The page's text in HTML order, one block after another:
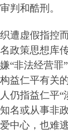
判和酷刑。
遭虚假指控
政策思想库
“非法经营罪
益仁平有关
仍指益仁平“
名或从事非
中心，也难